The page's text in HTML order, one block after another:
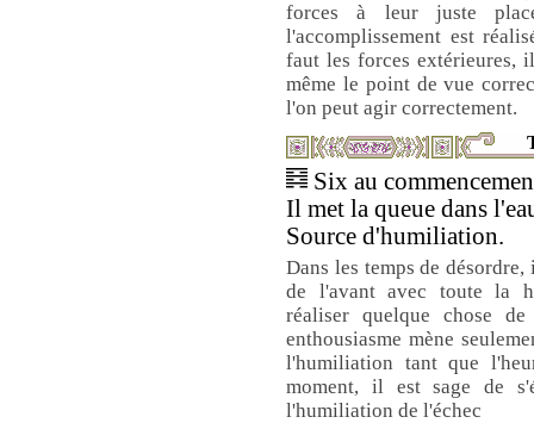
forces à leur juste
l'accomplissement est
faut les forces extérieures,
même le point de vue
l'on peut agir correctement.
Six au
Il met la queue dans
Source d'humiliation.
Dans les temps de
de l'avant avec toute la
réaliser quelque chose
enthousiasme mène
l'humiliation tant que
moment, il est sage de
l'humiliation de l'échec